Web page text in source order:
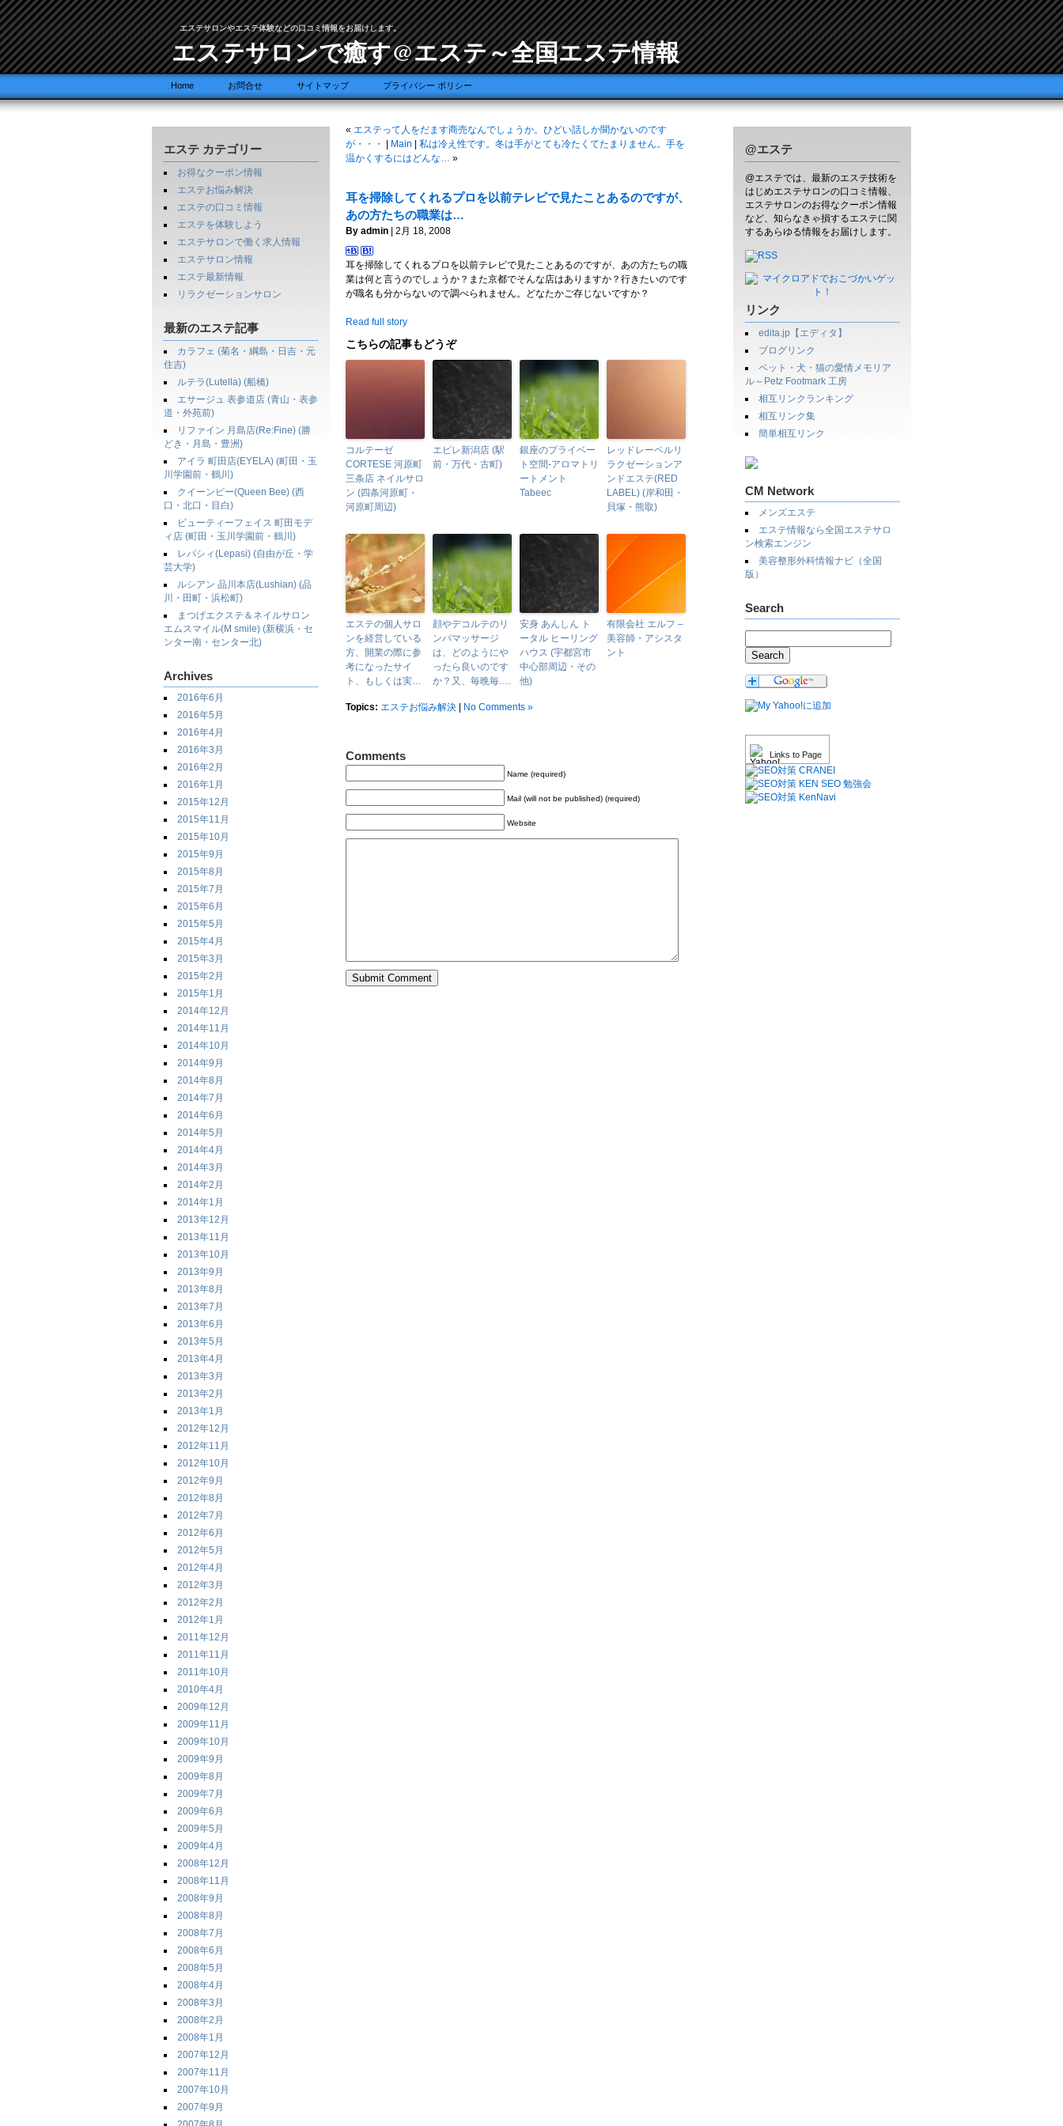
エステサロンやエステ体験などの口コミ情報をお届けします。
エステサロンで癒す@エステ～全国エステ情報
Home お問合せ サイトマップ プライバシー ポリシー
エステ カテゴリー
お得なクーポン情報
エステお悩み解決
エステの口コミ情報
エステを体験しよう
エステサロンで働く求人情報
エステサロン情報
エステ最新情報
リラクゼーションサロン
最新のエステ記事
カラフェ (菊名・綱島・日吉・元
住吉)
ルテラ(Lutella) (船橋)
エサージュ 表参道店 (青山・表参
道・外苑前)
リファイン 月島店(Re:Fine) (勝
どき・月島・豊洲)
アイラ 町田店(EYELA) (町田・玉
川学園前・鶴川)
クイーンビー(Queen Bee) (西
口・北口・目白)
ビューティーフェイス 町田モデ
ィ店 (町田・玉川学園前・鶴川)
レパシィ(Lepasi) (自由が丘・学
芸大学)
ルシアン 品川本店(Lushian) (品
川・田町・浜松町)
まつげエクステ＆ネイルサロン
エムスマイル(M smile) (新横浜・セ
ンター南・センター北)
Archives
2016年6月
2016年5月
2016年4月
2016年3月
2016年2月
2016年1月
2015年12月
2015年11月
2015年10月
2015年9月
2015年8月
2015年7月
2015年6月
2015年5月
2015年4月
2015年3月
2015年2月
2015年1月
2014年12月
2014年11月
2014年10月
2014年9月
2014年8月
2014年7月
2014年6月
2014年5月
2014年4月
2014年3月
2014年2月
2014年1月
2013年12月
2013年11月
2013年10月
2013年9月
2013年8月
2013年7月
2013年6月
2013年5月
2013年4月
2013年3月
2013年2月
2013年1月
2012年12月
2012年11月
2012年10月
2012年9月
2012年8月
2012年7月
2012年6月
2012年5月
2012年4月
2012年3月
2012年2月
2012年1月
2011年12月
2011年11月
2011年10月
2010年4月
2009年12月
2009年11月
2009年10月
2009年9月
2009年8月
2009年7月
2009年6月
2009年5月
2009年4月
2008年12月
2008年11月
2008年9月
2008年8月
2008年7月
2008年6月
2008年5月
2008年4月
2008年3月
2008年2月
2008年1月
2007年12月
2007年11月
2007年10月
2007年9月
@エステ
@エステでは、最新のエステ技術を
はじめエステサロンの口コミ情報、
エステサロンのお得なクーポン情報
など、知らなきゃ損するエステに関
するあらゆる情報をお届けします。
リンク
edita.jp【エディタ】
ブログリンク
ペット・犬・猫の愛情メモリア
ル～Petz Footmark 工房
相互リンクランキング
相互リンク集
簡単相互リンク
CM Network
メンズエステ
エステ情報なら全国エステサロ
ン検索エンジン
美容整形外科情報ナビ（全国
版）
Search
Links to Page
« エステって人をだます商売なんでしょうか。ひどい話しか聞かないのです
が・・・
Main
私は冷え性です。冬は手がとても冷たくてたまりません。手を
温かくするにはどんな… »
耳を掃除してくれるプロを以前テレビで見たことあるのですが、
あの方たちの職業は…
By admin | 2月 18, 2008
耳を掃除してくれるプロを以前テレビで見たことあるのですが、あの方たちの職
業は何と言うのでしょうか？また京都でそんな店はありますか？行きたいのです
が職名も分からないので調べられません。どなたかご存じないですか？
Read full story
こちらの記事もどうぞ
コルテーゼ
CORTESE 河原町
三条店 ネイルサロ
ン (四条河原町・
河原町周辺)
エピレ新潟店 (駅
前・万代・古町)
銀座のプライベー
ト空間-アロマトリ
ートメント
Tabeec
レッドレーベルリ
ラクゼーションア
ンドエステ(RED
LABEL) (岸和田・
貝塚・熊取)
エステの個人サロ
ンを経営している
方、開業の際に参
考になったサイ
ト、もしくは実…
顔やデコルテのリ
ンパマッサージ
は、どのようにや
ったら良いのです
か？又、毎晩毎….
安身 あんしん ト
ータル ヒーリング
ハウス (宇都宮市
中心部周辺・その
他)
有限会社 エルフ –
美容師・アシスタ
ント
Topics: エステお悩み解決 No Comments »
Comments
Name (required)
Mail (will not be published) (required)
Website